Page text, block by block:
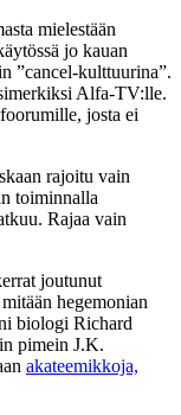
mielestään
jo kauan
”cancel-kulttuurina”.
Alfa-TV:lle.
josta ei
rajoitu vain
toiminnalla
Rajaa vain
joutunut
hegemonian
biologi Richard
pimein J.K.
akateemikkoja,